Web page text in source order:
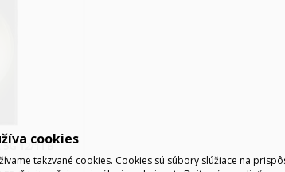
5G 12/1TBcookies
takzvané cookies. Cookies sú súbory slúžiace na